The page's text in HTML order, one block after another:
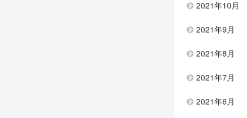
2021年10月
2021年9月
2021年8月
2021年7月
2021年6月